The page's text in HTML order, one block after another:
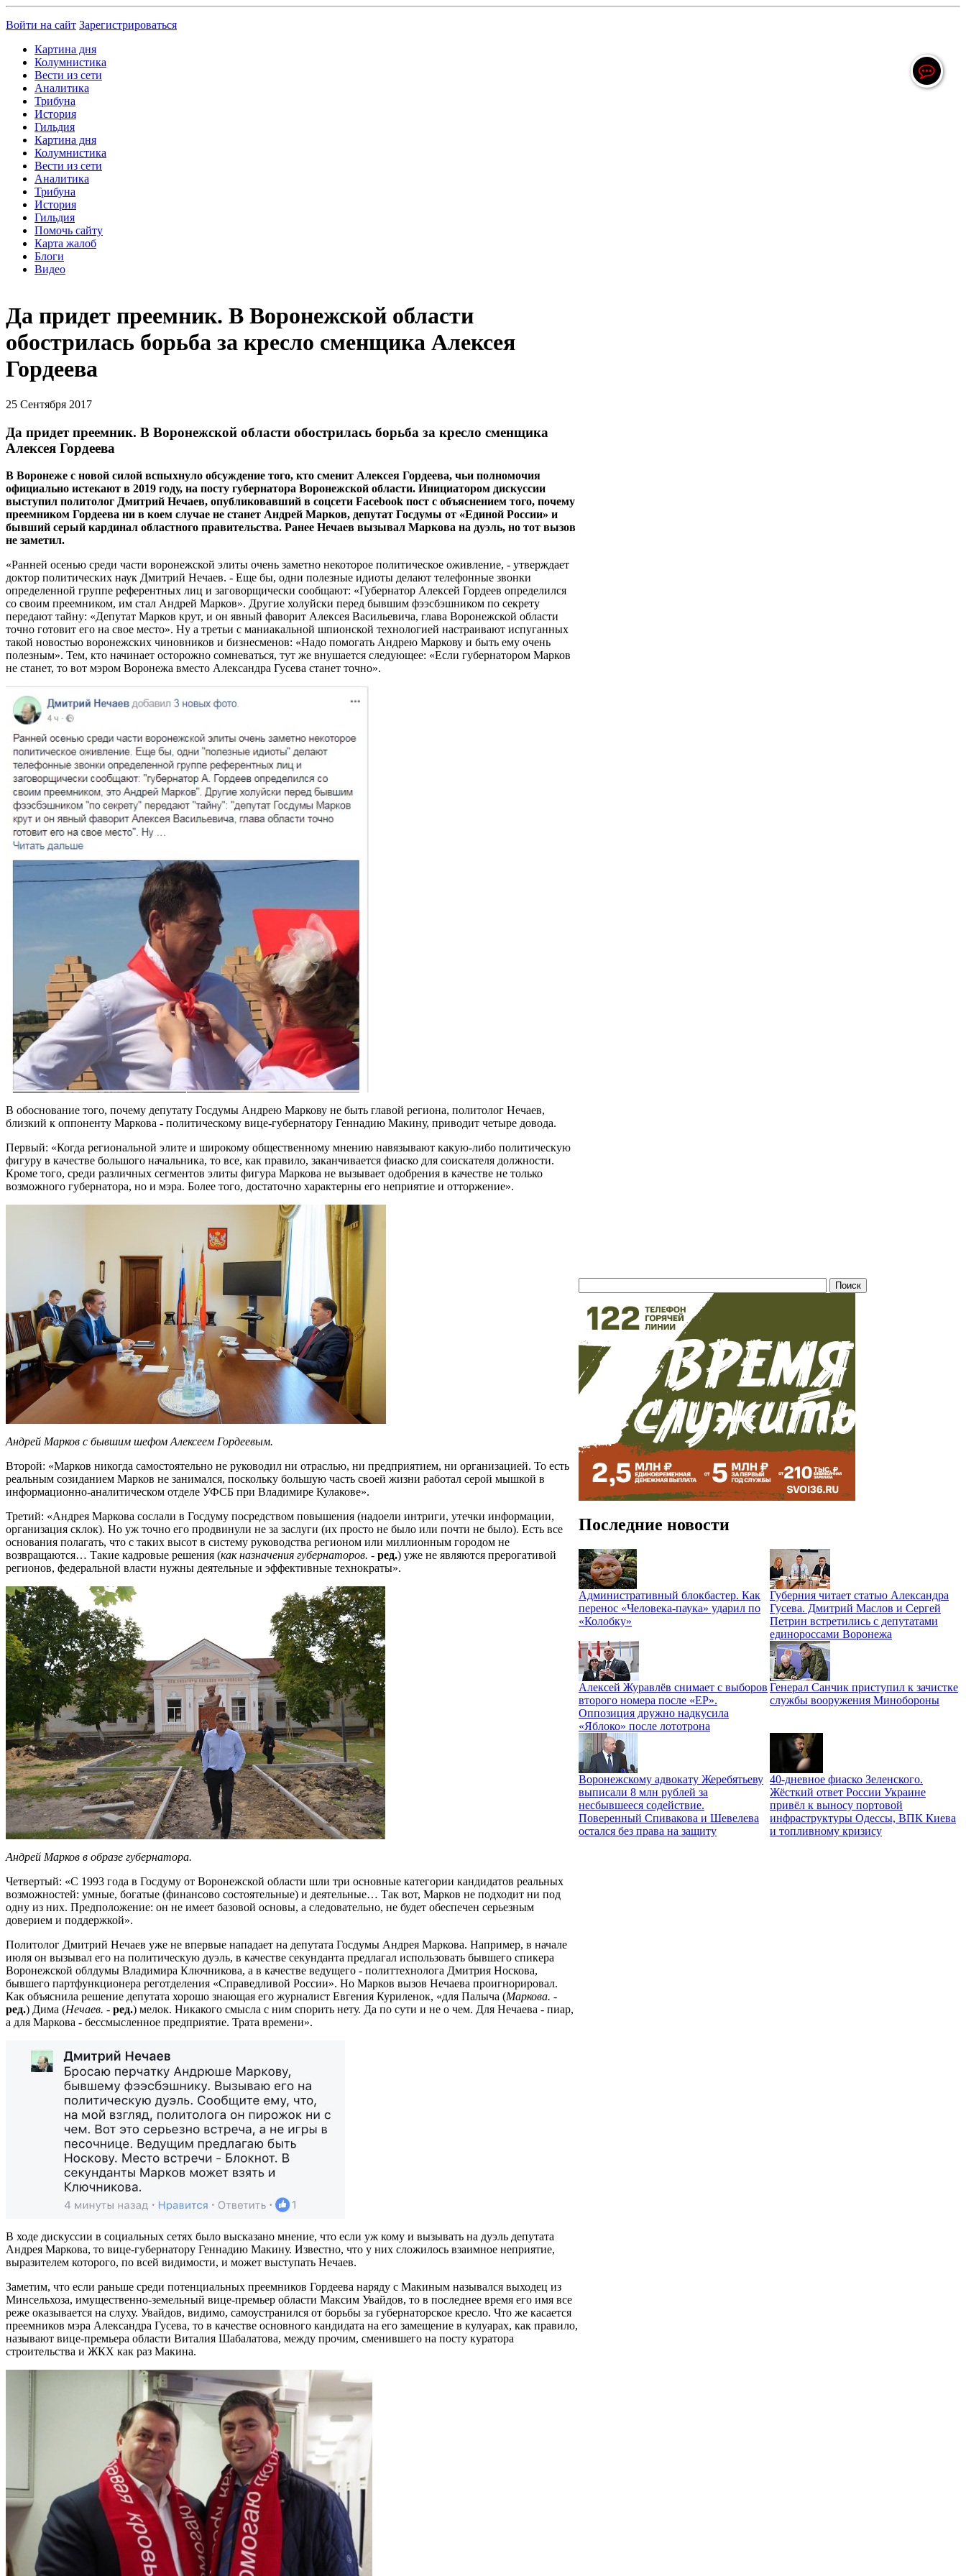
Войти на сайт Зарегистрироваться
Картина дня
Колумнистика
Вести из сети
Аналитика
Трибуна
История
Гильдия
Картина дня
Колумнистика
Вести из сети
Аналитика
Трибуна
История
Гильдия
Помочь сайту
Карта жалоб
Блоги
Видео
Да придет преемник. В Воронежской области
обострилась борьба за кресло сменщика Алексея
Гордеева
25 Сентября 2017
Да придет преемник. В Воронежской области обострилась борьба за кресло сменщика
Алексея Гордеева
В Воронеже с новой силой вспыхнуло обсуждение того, кто сменит Алексея Гордеева, чьи полномочия
официально истекают в 2019 году, на посту губернатора Воронежской области. Инициатором дискуссии
выступил политолог Дмитрий Нечаев, опубликовавший в соцсети Facebook пост с объяснением того, почему
преемником Гордеева ни в коем случае не станет Андрей Марков, депутат Госдумы от «Единой России» и
бывший серый кардинал областного правительства. Ранее Нечаев вызывал Маркова на дуэль, но тот вызов
не заметил.
«Ранней осенью среди части воронежской элиты очень заметно некоторое политическое оживление, - утверждает
доктор политических наук Дмитрий Нечаев. - Еще бы, одни полезные идиоты делают телефонные звонки
определенной группе референтных лиц и заговорщически сообщают: «Губернатор Алексей Гордеев определился
со своим преемником, им стал Андрей Марков». Другие холуйски перед бывшим фээсбэшником по секрету
передают тайну: «Депутат Марков крут, и он явный фаворит Алексея Васильевича, глава Воронежской области
точно готовит его на свое место». Ну а третьи с маниакальной шпионской технологией настраивают испуганных
такой новостью воронежских чиновников и бизнесменов: «Надо помогать Андрею Маркову и быть ему очень
полезным». Тем, кто начинает осторожно сомневаться, тут же внушается следующее: «Если губернатором Марков
не станет, то вот мэром Воронежа вместо Александра Гусева станет точно».
В обоснование того, почему депутату Госдумы Андрею Маркову не быть главой региона, политолог Нечаев,
близкий к оппоненту Маркова - политическому вице-губернатору Геннадию Макину, приводит четыре довода.
Первый: «Когда региональной элите и широкому общественному мнению навязывают какую-либо политическую
фигуру в качестве большого начальника, то все, как правило, заканчивается фиаско для соискателя должности.
Кроме того, среди различных сегментов элиты фигура Маркова не вызывает одобрения в качестве не только
возможного губернатора, но и мэра. Более того, достаточно характерны его неприятие и отторжение».
Андрей Марков с бывшим шефом Алексеем Гордеевым.
Второй: «Марков никогда самостоятельно не руководил ни отраслью, ни предприятием, ни организацией. То есть
реальным созиданием Марков не занимался, поскольку большую часть своей жизни работал серой мышкой в
информационно-аналитическом отделе УФСБ при Владимире Кулакове».
Третий: «Андрея Маркова сослали в Госдуму посредством повышения (надоели интриги, утечки информации,
организация склок). Но уж точно его продвинули не за заслуги (их просто не было или почти не было). Есть все
основания полагать, что с таких высот в систему руководства регионом или миллионным городом не
возвращаются… Такие кадровые решения (как назначения губернаторов. - ред.) уже не являются прерогативой
регионов, федеральной власти нужны деятельные и эффективные технократы».
Андрей Марков в образе губернатора.
Четвертый: «С 1993 года в Госдуму от Воронежской области шли три основные категории кандидатов реальных
возможностей: умные, богатые (финансово состоятельные) и деятельные… Так вот, Марков не подходит ни под
одну из них. Предположение: он не имеет базовой основы, а следовательно, не будет обеспечен серьезным
доверием и поддержкой».
Политолог Дмитрий Нечаев уже не впервые нападает на депутата Госдумы Андрея Маркова. Например, в начале
июля он вызывал его на политическую дуэль, в качестве секунданта предлагал использовать бывшего спикера
Воронежской облдумы Владимира Ключникова, а в качестве ведущего - политтехнолога Дмитрия Носкова,
бывшего партфункционера реготделения «Справедливой России». Но Марков вызов Нечаева проигнорировал.
Как объяснила решение депутата хорошо знающая его журналист Евгения Куриленок, «для Палыча (Маркова. -
ред.) Дима (Нечаев. - ред.) мелок. Никакого смысла с ним спорить нету. Да по сути и не о чем. Для Нечаева - пиар,
а для Маркова - бессмысленное предприятие. Трата времени».
В ходе дискуссии в социальных сетях было высказано мнение, что если уж кому и вызывать на дуэль депутата
Андрея Маркова, то вице-губернатору Геннадию Макину. Известно, что у них сложилось взаимное неприятие,
выразителем которого, по всей видимости, и может выступать Нечаев.
Заметим, что если раньше среди потенциальных преемников Гордеева наряду с Макиным назывался выходец из
Минсельхоза, имущественно-земельный вице-премьер области Максим Увайдов, то в последнее время его имя все
реже оказывается на слуху. Увайдов, видимо, самоустранился от борьбы за губернаторское кресло. Что же касается
преемников мэра Александра Гусева, то в качестве основного кандидата на его замещение в кулуарах, как правило,
называют вице-премьера области Виталия Шабалатова, между прочим, сменившего на посту куратора
строительства и ЖКХ как раз Макина.
Последние новости
Административный блокбастер. Как
перенос «Человека-паука» ударил по
«Колобку»
Губерния читает статью Александра
Гусева. Дмитрий Маслов и Сергей
Петрин встретились с депутатами
единороссами Воронежа
Алексей Журавлёв снимает с выборов
второго номера после «ЕР».
Оппозиция дружно надкусила
«Яблоко» после лототрона
Генерал Санчик приступил к зачистке
службы вооружения Минобороны
Воронежскому адвокату Жеребятьеву
выписали 8 млн рублей за
несбывшееся содействие.
Поверенный Спивакова и Шевелева
остался без права на защиту
40-дневное фиаско Зеленского.
Жёсткий ответ России Украине
привёл к выносу портовой
инфраструктуры Одессы, ВПК Киева
и топливному кризису